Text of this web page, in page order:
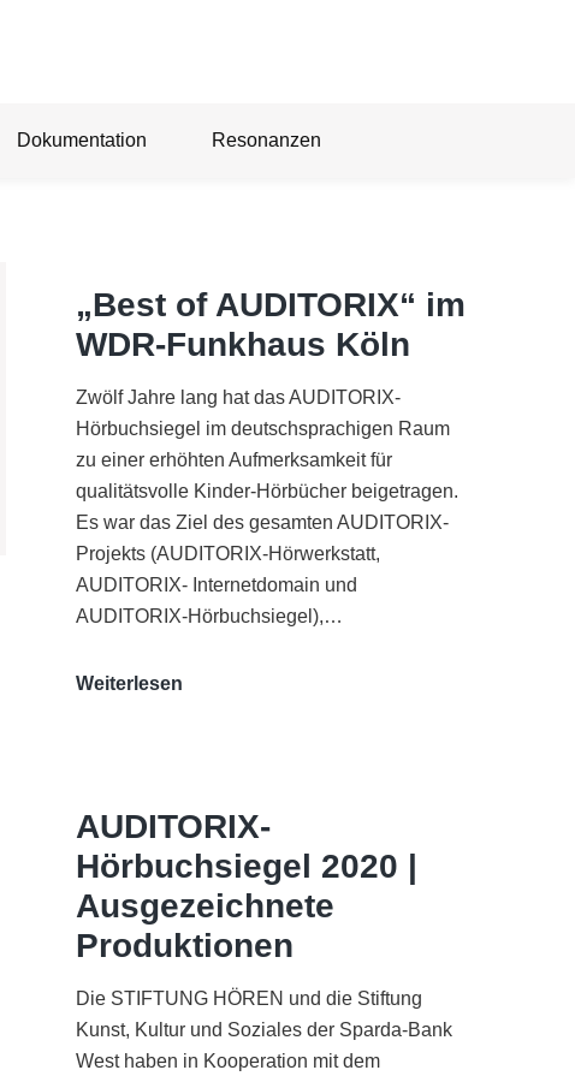
Dokumentation Resonanzen
„Best of AUDITORIX“ im
WDR-Funkhaus Köln
Zwölf Jahre lang hat das AUDITORIX-
Hörbuchsiegel im deutschsprachigen Raum
zu einer erhöhten Aufmerksamkeit für
qualitätsvolle Kinder-Hörbücher beigetragen.
Es war das Ziel des gesamten AUDITORIX-
Projekts (AUDITORIX-Hörwerkstatt,
AUDITORIX- Internetdomain und
AUDITORIX-Hörbuchsiegel),…
Weiterlesen
Funkhaus
Köln
AUDITORIX-
Hörbuchsiegel 2020 |
Ausgezeichnete
Produktionen
Die STIFTUNG HÖREN und die Stiftung
Kunst, Kultur und Soziales der Sparda-Bank
West haben in Kooperation mit dem